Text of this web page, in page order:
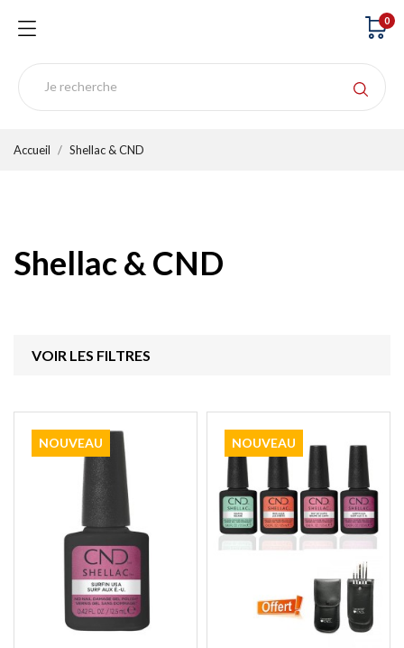
0
Accueil Shellac & CND
Shellac & CND
VOIR LES FILTRES
NOUVEAU NOUVEAU